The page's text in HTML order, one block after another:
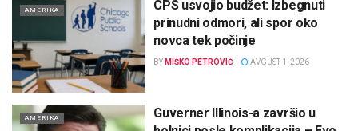
AMERIKA
CPS usvojio budžet: Izbegnuti
prinudni odmori, ali spor oko
novca tek počinje
BY MIŠKO PETROVIĆ AVGUST 1, 2026
AMERIKA
Guverner Illinois-a završio u